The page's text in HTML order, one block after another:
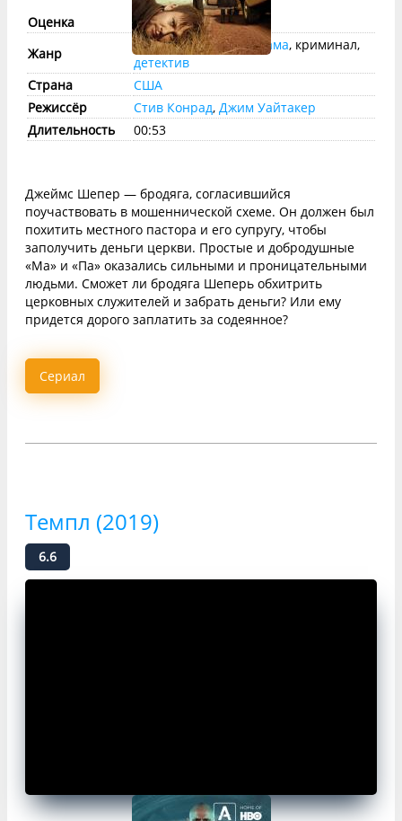
Оценка imdb:7.5КП:7.2
Жанр
триллер,комедия,драма, криминал,
детектив
Страна
США
Режиссёр
Стив Конрад, Джим Уайтакер
Длительность
00:53
Джеймс Шепер — бродяга, согласившийся
поучаствовать в мошеннической схеме. Он должен был
похитить местного пастора и его супругу, чтобы
заполучить деньги церкви. Простые и добродушные
«Ма» и «Па» оказались сильными и проницательными
людьми. Сможет ли бродяга Шеперь обхитрить
церковных служителей и забрать деньги? Или ему
придется дорого заплатить за содеянное?
Сериал
Темпл (2019)
6.6